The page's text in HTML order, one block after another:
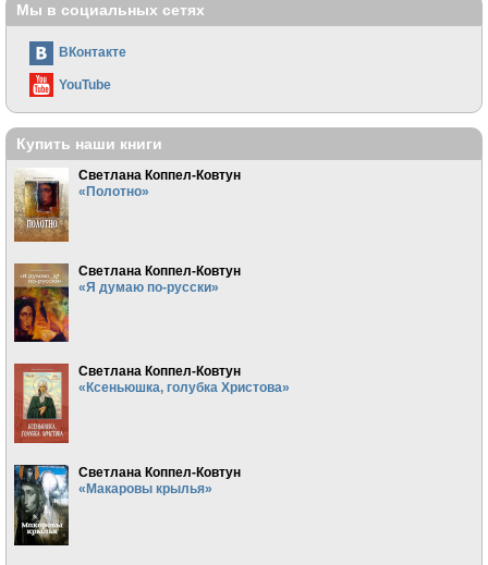
Мы в социальных сетях
ВКонтакте
YouTube
Купить наши книги
Светлана Коппел-Ковтун
«Полотно»
Светлана Коппел-Ковтун
«Я думаю по-русски»
Светлана Коппел-Ковтун
«Ксеньюшка, голубка Христова»
Светлана Коппел-Ковтун
«Макаровы крылья»